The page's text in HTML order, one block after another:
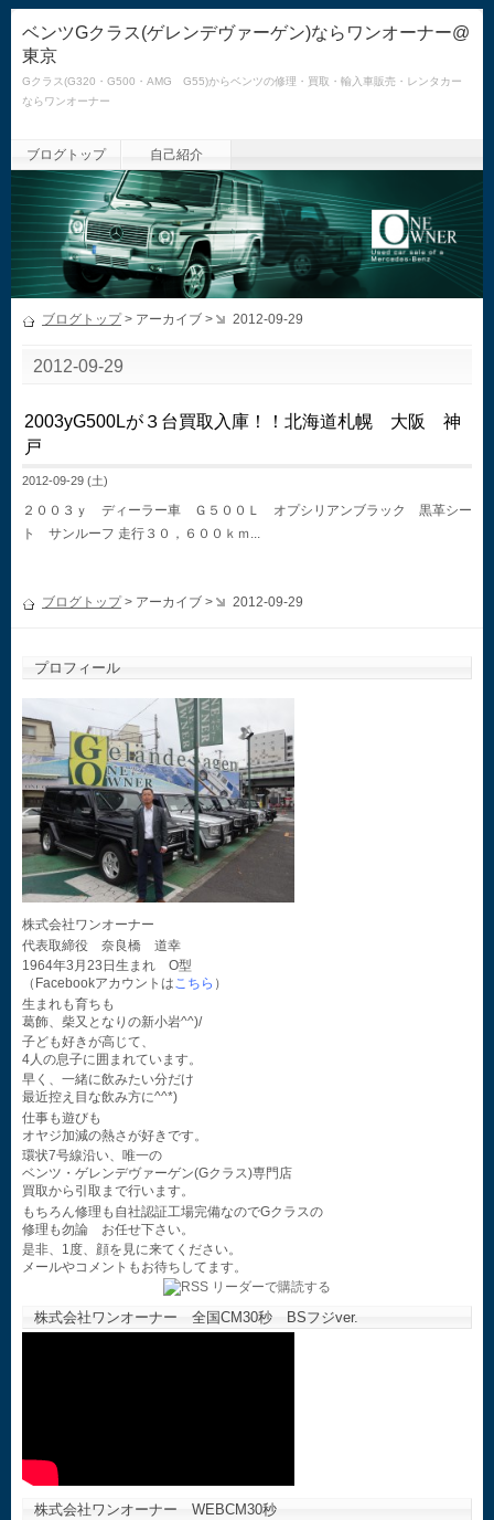
ベンツGクラス(ゲレンデヴァーゲン)ならワンオーナー@
東京
Gクラス(G320・G500・AMG G55)からベンツの修理・買取・輸入車販売・レンタカー
ならワンオーナー
ブログトップ 自己紹介
ブログトップ> アーカイブ > 2012-09-29
2012-09-29
2003yG500Lが３台買取入庫！！北海道札幌 大阪 神
戸
2012-09-29 (土)
２００３ｙ ディーラー車 Ｇ５００Ｌ オプシリアンブラック 黒革シー
ト サンルーフ 走行３０，６００ｋｍ...
ブログトップ> アーカイブ > 2012-09-29
プロフィール
株式会社ワンオーナー
代表取締役 奈良橋 道幸
1964年3月23日生まれ O型
（Facebookアカウントはこちら ）
生まれも育ちも
葛飾、柴又となりの新小岩^^)/
子ども好きが高じて、
4人の息子に囲まれています。
早く、一緒に飲みたい分だけ
最近控え目な飲み方に^^*)
仕事も遊びも
オヤジ加減の熱さが好きです。
環状7号線沿い、唯一の
ベンツ・ゲレンデヴァーゲン(Gクラス)専門店
買取から引取まで行います。
もちろん修理も自社認証工場完備なのでGクラスの
修理も勿論 お任せ下さい。
是非、1度、顔を見に来てください。
メールやコメントもお待ちしてます。
株式会社ワンオーナー 全国CM30秒 BSフジver.
株式会社ワンオーナー WEBCM30秒